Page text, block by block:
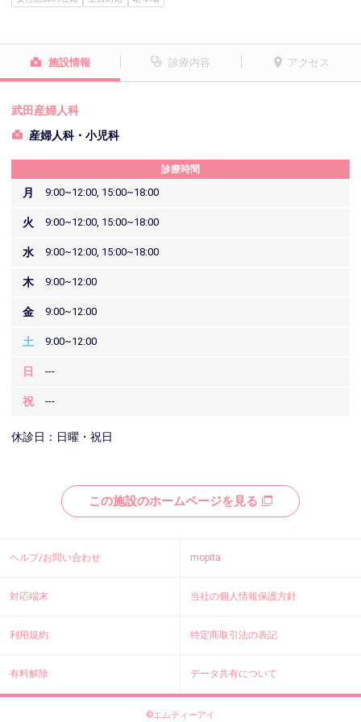
施設情報 診療内容 アクセス
武田産婦人科
産婦人科・小児科
診療時間
月 9:00~12:00, 15:00~18:00
火 9:00~12:00, 15:00~18:00
水 9:00~12:00, 15:00~18:00
木 9:00~12:00
金 9:00~12:00
土 9:00~12:00
日 ---
祝 ---
休診日：日曜・祝日
この施設のホームページを見る
ヘルプ/お問い合わせ mopita
対応端末 当社の個人情報保護方針
利用規約 特定商取引法の表記
有料解除 データ共有について
©エムティーアイ